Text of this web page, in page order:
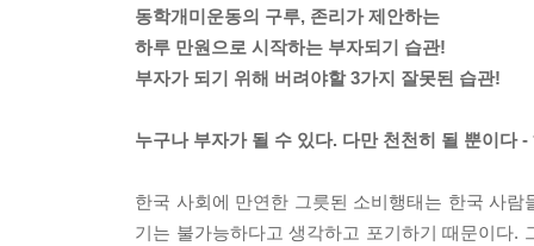
동학개미운동의 구루, 존리가 제안하는
하루 만원으로 시작하는 부자되기 습관!
부자가 되기 위해 버려야할 3가지 잘못된 습관!
누구나 부자가 될 수 있다. 다만 천천히 될 뿐이다
한국 사회에 만연한 그릇된 소비행태는 한국 사
기는 불가능하다고 생각하고 포기하기 때문이다.